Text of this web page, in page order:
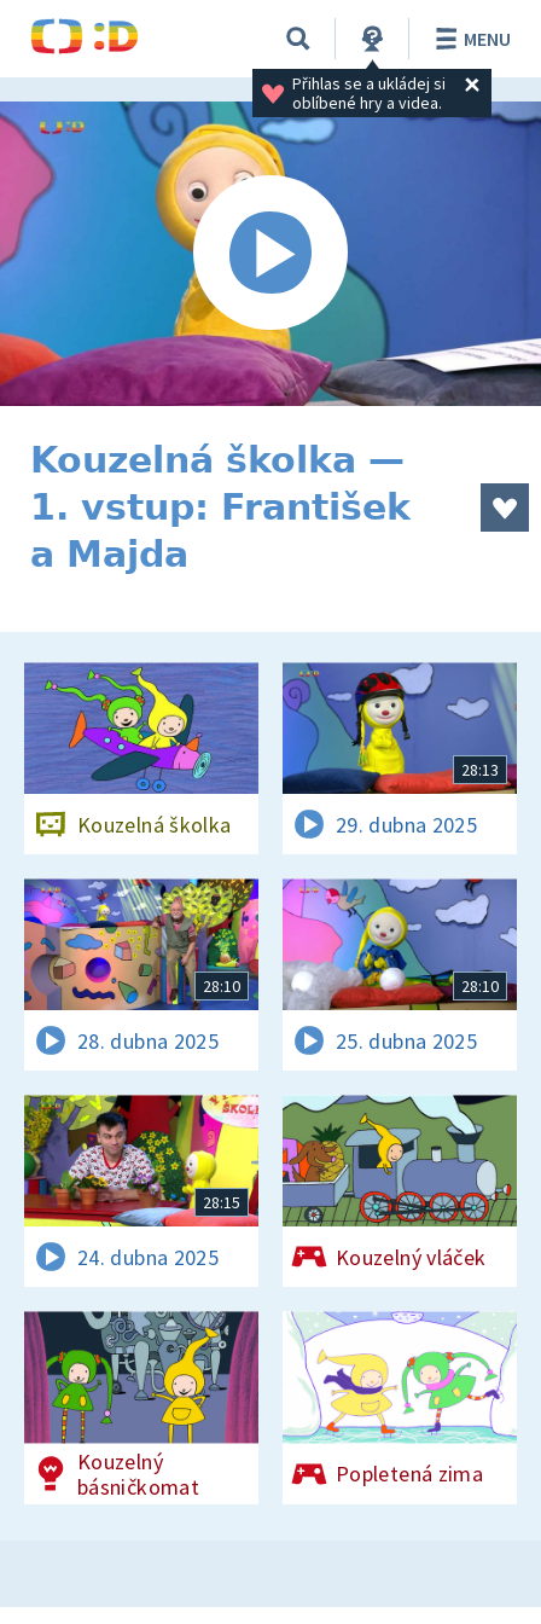
Přihlas se a ukládej si
oblíbené hry a videa.
MENU
Kouzelná školka —
1. vstup: František
a Majda
Kouzelná školka
28:13
29. dubna 2025
28:10
28. dubna 2025
28:10
25. dubna 2025
28:15
24. dubna 2025 Kouzelný vláček
Kouzelný
básničkomat
Popletená zima